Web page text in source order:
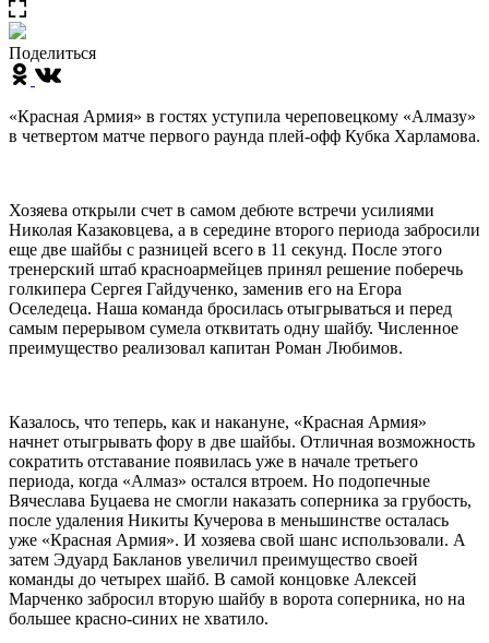
Поделиться
«Красная Армия» в гостях уступила череповецкому «Алмазу»
в четвертом матче первого раунда плей-офф Кубка Харламова.
Хозяева открыли счет в самом дебюте встречи усилиями
Николая Казаковцева, а в середине второго периода забросили
еще две шайбы с разницей всего в 11 секунд. После этого
тренерский штаб красноармейцев принял решение поберечь
голкипера Сергея Гайдученко, заменив его на Егора
Оселедеца. Наша команда бросилась отыгрываться и перед
самым перерывом сумела отквитать одну шайбу. Численное
преимущество реализовал капитан Роман Любимов.
Казалось, что теперь, как и накануне, «Красная Армия»
начнет отыгрывать фору в две шайбы. Отличная возможность
сократить отставание появилась уже в начале третьего
периода, когда «Алмаз» остался втроем. Но подопечные
Вячеслава Буцаева не смогли наказать соперника за грубость,
после удаления Никиты Кучерова в меньшинстве осталась
уже «Красная Армия». И хозяева свой шанс использовали. А
затем Эдуард Бакланов увеличил преимущество своей
команды до четырех шайб. В самой концовке Алексей
Марченко забросил вторую шайбу в ворота соперника, но на
большее красно-синих не хватило.